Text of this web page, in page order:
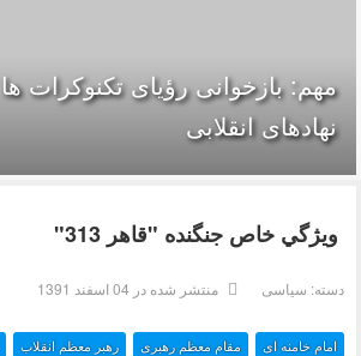
مهم: بازخوانی رؤیای تکنوکرات
نهادهای انقلابی
ويژگي خاص جنگنده "قاهر 313"
دسته: سیاسی منتشر شده در 04 اسفند 1391
امام خامنه ای مقام معظم رهبری رهبر معظم انقلاب